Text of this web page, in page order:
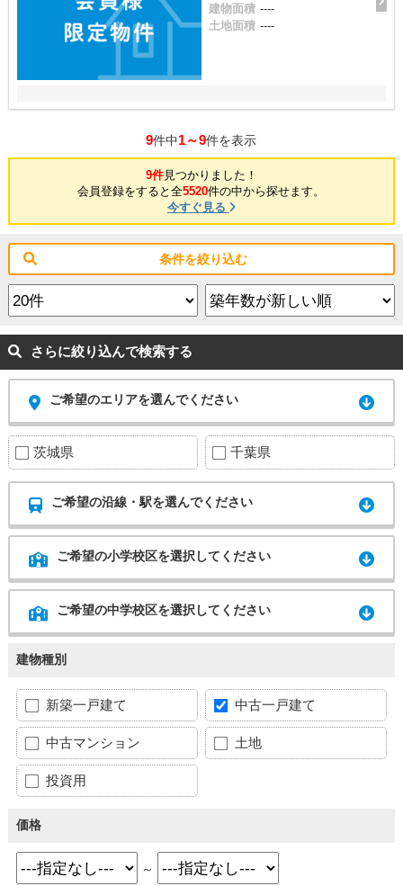
建物面積 ----
土地面積 ----
9件中1～9件を表示
9件見つかりました！
会員登録をすると全5520件の中から探せます。
今すぐ見る
条件を絞り込む
さらに絞り込んで検索する
ご希望のエリアを選んでください
茨城県 千葉県
ご希望の沿線・駅を選んでください
ご希望の小学校区を選択してください
ご希望の中学校区を選択してください
建物種別
新築一戸建て 中古一戸建て
中古マンション 土地
投資用
価格
～